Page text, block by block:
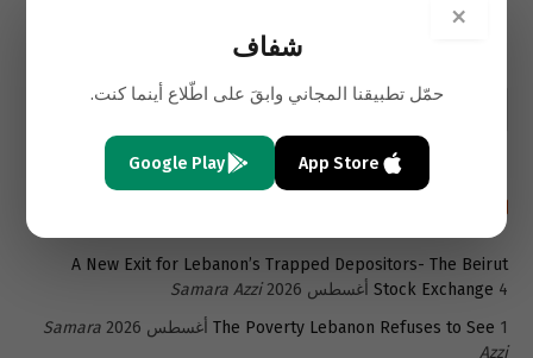
A New Exit for Lebanon’s Trapped Depositors- The Beirut
Stock Exchange 4 أغسطس 2026
Samara Azzi
The Poverty Lebanon Refuses to See 1 أغسطس 2026
Samara
Azzi
×
شفاف
حمّل تطبيقنا المجاني وابقَ على اطّلاع أينما كنت.
App Store
Google Play